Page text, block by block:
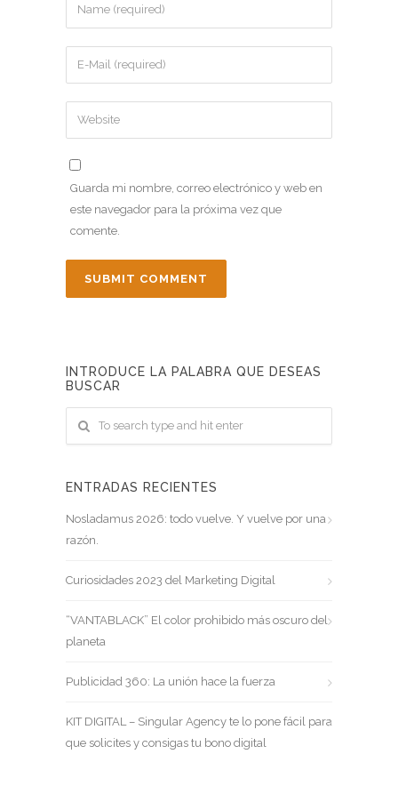
Guarda mi nombre, correo electrónico y web en
este navegador para la próxima vez que
comente.
INTRODUCE LA PALABRA QUE DESEAS
BUSCAR
ENTRADAS RECIENTES
Nosladamus 2026: todo vuelve. Y vuelve por una
razón.
Curiosidades 2023 del Marketing Digital
“VANTABLACK” El color prohibido más oscuro del
planeta
Publicidad 360: La unión hace la fuerza
KIT DIGITAL – Singular Agency te lo pone fácil para
que solicites y consigas tu bono digital